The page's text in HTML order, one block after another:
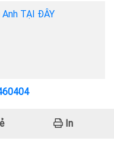
TẠI ĐÂY
In